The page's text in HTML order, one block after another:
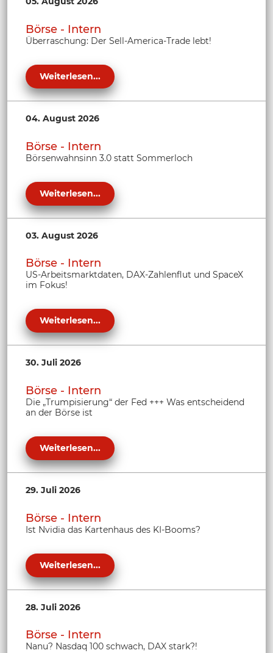
Börse - Intern
Überraschung: Der Sell-America-Trade lebt!
Weiterlesen...
04. August 2026
Börse - Intern
Börsenwahnsinn 3.0 statt Sommerloch
Weiterlesen...
03. August 2026
Börse - Intern
US-Arbeitsmarktdaten, DAX-Zahlenflut und SpaceX
im Fokus!
Weiterlesen...
30. Juli 2026
Börse - Intern
Die „Trumpisierung“ der Fed +++ Was entscheidend
an der Börse ist
Weiterlesen...
29. Juli 2026
Börse - Intern
Ist Nvidia das Kartenhaus des KI-Booms?
Weiterlesen...
28. Juli 2026
Börse - Intern
Nanu? Nasdaq 100 schwach, DAX stark?!